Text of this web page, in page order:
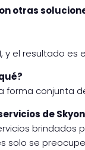
otras
y el resultado es
conjunta
de
brindados
se